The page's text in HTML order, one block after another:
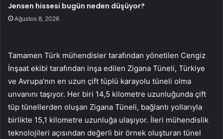
Jensen hissesi bugün neden düşüyor?
Ağustos 8, 2026
Tamamen Türk mühendisler tarafından yönetilen Cengiz
İnşaat ekibi tarafından inşa edilen Zigana Tüneli, Türkiye
ve Avrupa’nın en uzun çift tüplü karayolu tüneli olma
unvanını taşıyor. Her biri 14,5 kilometre uzunluğunda çift
tüp tünellerden oluşan Zigana Tüneli, bağlantı yollarıyla
birlikte 15,1 kilometre uzunluğa ulaşıyor. İleri mühendislik
teknolojileri açısından değerli bir örnek oluşturan tünel